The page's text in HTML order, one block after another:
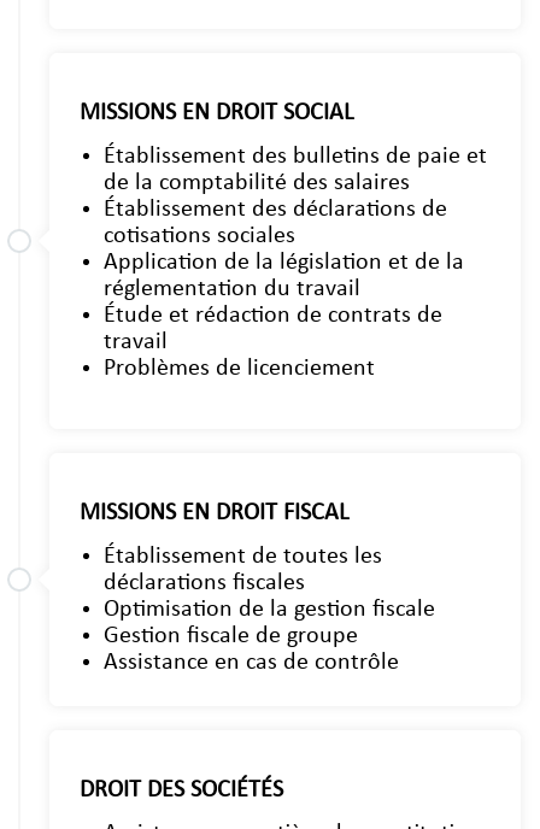
MISSIONS EN DROIT SOCIAL
Établissement des bulletins de paie et
de la comptabilité des salaires
Établissement des déclarations de
cotisations sociales
Application de la législation et de la
réglementation du travail
Étude et rédaction de contrats de
travail
Problèmes de licenciement
MISSIONS EN DROIT FISCAL
Établissement de toutes les
déclarations fiscales
Optimisation de la gestion fiscale
Gestion fiscale de groupe
Assistance en cas de contrôle
DROIT DES SOCIÉTÉS